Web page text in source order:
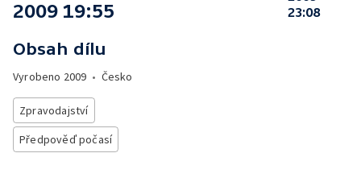
2009 19:55
Obsah dílu
Vyrobeno 2009 • Česko
Zpravodajství
Předpověď počasí
23:08